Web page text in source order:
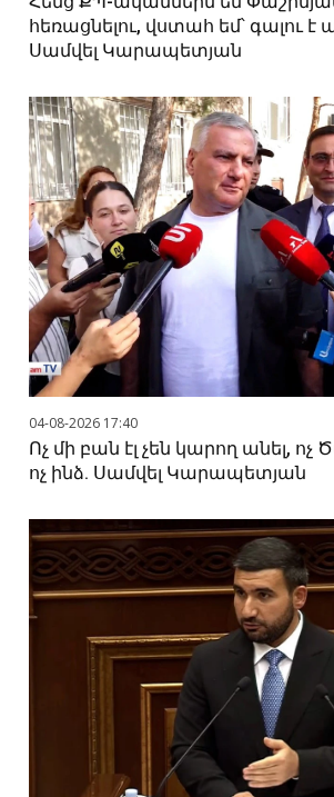
հեռացնելու, վստահ եմ՝ գալու է
Սամվել Կարապետյան
04-08-2026 17:40
Ոչ մի բան էլ չեն կարող անել, ոչ
ոչ ինձ. Սամվել Կարապետյան